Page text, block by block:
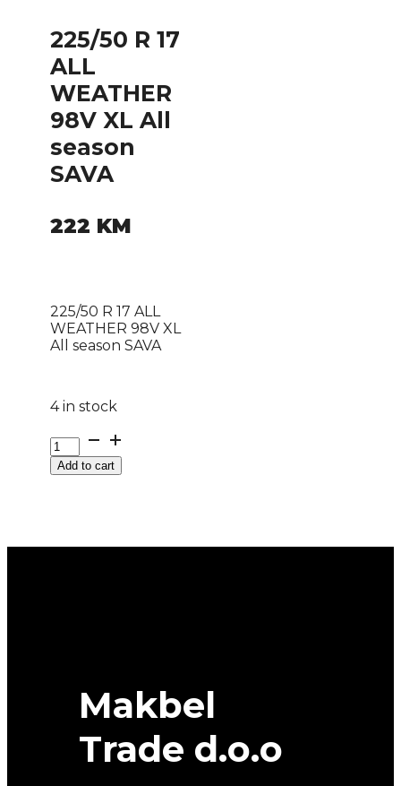
225/50 R 17
ALL
WEATHER
98V XL All
season
SAVA
222 KM
225/50 R 17 ALL
WEATHER 98V XL
All season SAVA
4 in stock
225/50
R
17Add to cart
Makbel
Trade d.o.o